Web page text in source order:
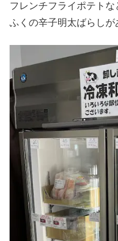
フレンチフライポテト
ふくの辛子明太ばらし